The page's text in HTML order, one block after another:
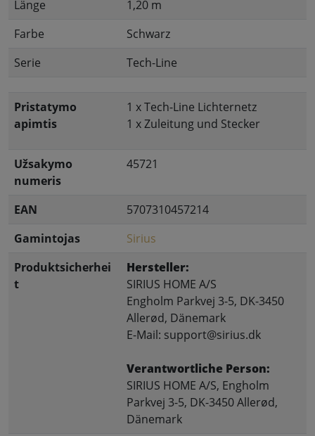
Länge
1,20 m
Farbe
Schwarz
Serie
Tech-Line
Pristatymo
apimtis
1 x Tech-Line Lichternetz
1 x Zuleitung und Stecker
Užsakymo
numeris
45721
EAN
5707310457214
Gamintojas
Sirius
Produktsicherhei
t
Hersteller:
SIRIUS HOME A/S
Engholm Parkvej 3-5, DK-3450
Allerød, Dänemark
E-Mail: support@sirius.dk
Verantwortliche Person:
SIRIUS HOME A/S, Engholm
Parkvej 3-5, DK-3450 Allerød,
Dänemark